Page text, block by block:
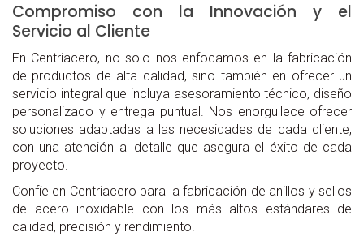
Compromiso con la Innovación y el
Servicio al Cliente
En Centriacero, no solo nos enfocamos en la fabricación
de productos de alta calidad, sino también en ofrecer un
servicio integral que incluya asesoramiento técnico, diseño
personalizado y entrega puntual. Nos enorgullece ofrecer
soluciones adaptadas a las necesidades de cada cliente,
con una atención al detalle que asegura el éxito de cada
proyecto.
Confíe en Centriacero para la fabricación de anillos y sellos
de acero inoxidable con los más altos estándares de
calidad, precisión y rendimiento.